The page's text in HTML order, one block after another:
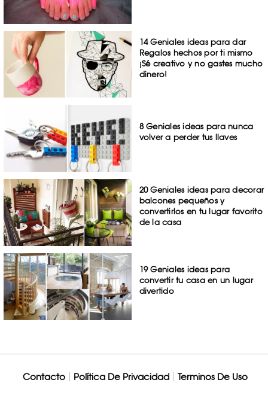
14 Geniales ideas para dar
Regalos hechos por ti mismo
¡Sé creativo y no gastes mucho
dinero!
8 Geniales ideas para nunca
volver a perder tus llaves
20 Geniales ideas para decorar
balcones pequeños y
convertirlos en tu lugar favorito
de la casa
19 Geniales ideas para
convertir tu casa en un lugar
divertido
Contacto Política De Privacidad Terminos De Uso